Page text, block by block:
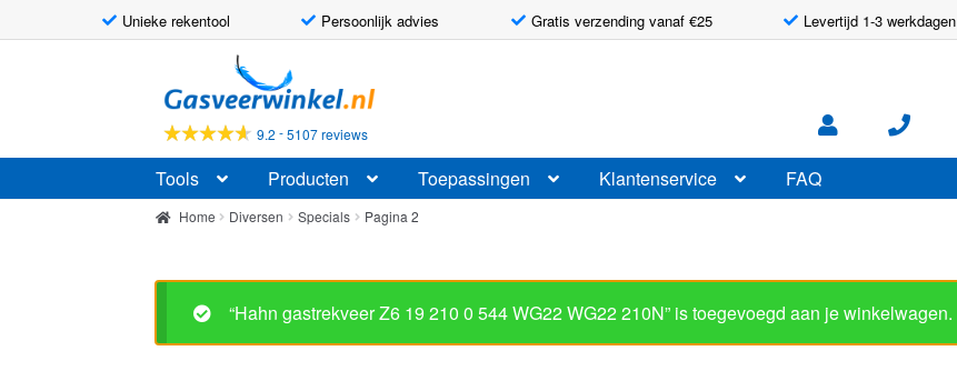
Unieke rekentool Persoonlijk advies Gratis verzending vanaf €25 Levertijd 1-3 werkdagen
door
naar
navigatie
naar
de
inhoud
9.2 -5107 reviews
Tools Producten Toepassingen Klantenservice FAQ
Home Diversen Specials Pagina 2
“Hahn gastrekveer Z6 19 210 0 544 WG22 WG22 210N” is toegevoegd aan je winkelwagen.